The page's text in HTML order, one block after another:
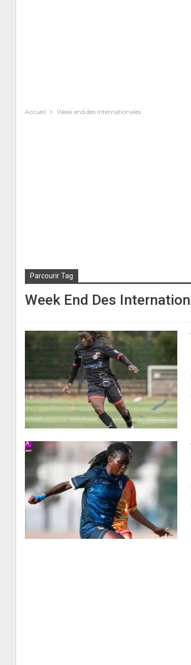
Accueil Week end des internationales
Parcourir Tag
Week End Des